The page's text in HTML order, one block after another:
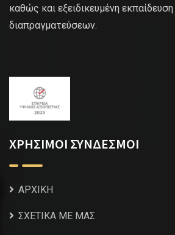
καθώς και εξειδικευμένη
διαπραγματεύσεων.
ΧΡΗΣΙΜΟΙ ΣΥΝΔΕΣΜΟΙ
ΑΡΧΙΚΗ
ΣΧΕΤΙΚΑ ΜΕ ΜΑΣ